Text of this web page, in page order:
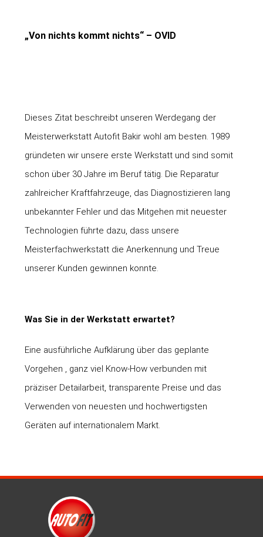
„Von nichts kommt nichts“ – OVID
Dieses Zitat beschreibt unseren Werdegang der
Meisterwerkstatt Autofit Bakir wohl am besten. 1989
gründeten wir unsere erste Werkstatt und sind somit
schon über 30 Jahre im Beruf tätig. Die Reparatur
zahlreicher Kraftfahrzeuge, das Diagnostizieren lang
unbekannter Fehler und das Mitgehen mit neuester
Technologien führte dazu, dass unsere
Meisterfachwerkstatt die Anerkennung und Treue
unserer Kunden gewinnen konnte.
Was Sie in der Werkstatt erwartet?
Eine ausführliche Aufklärung über das geplante
Vorgehen , ganz viel Know-How verbunden mit
präziser Detailarbeit, transparente Preise und das
Verwenden von neuesten und hochwertigsten
Geräten auf internationalem Markt.